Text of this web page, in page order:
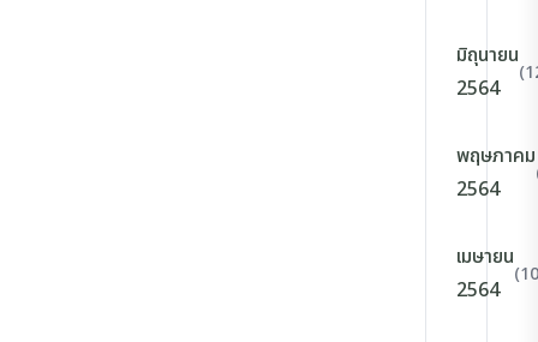
มิถุนายน
2564
พฤษภาคม
2564
เมษายน
2564